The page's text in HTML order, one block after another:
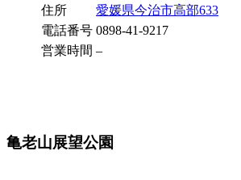
住所
愛媛県今治市高部633
電話番号 0898-41-9217
営業時間 –
亀老山展望公園